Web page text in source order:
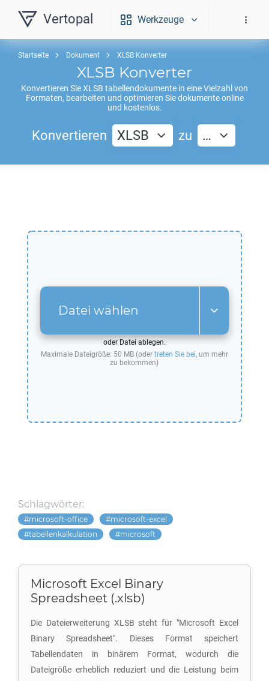
Vertopal Werkzeuge
Startseite Dokument XLSB Konverter
XLSB Konverter
Konvertieren SieXLSB tabellendokumente in eine Vielzahl von
Formaten, bearbeiten und optimieren Sie dokumente online
und kostenlos.
Konvertieren XLSB zu …
Datei wählen
oder Datei ablegen.
Maximale Dateigröße: 50 MB (oder treten Sie bei, um mehr
zu bekommen)
Schlagwörter:
microsoft-office
microsoft-excel
tabellenkalkulation
microsoft
Microsoft Excel Binary
Spreadsheet (.xlsb)
Die Dateierweiterung XLSB steht für "Microsoft Excel
Binary Spreadsheet". Dieses Format speichert
Tabellendaten in binärem Format, wodurch die
Dateigröße erheblich reduziert und die Leistung beim